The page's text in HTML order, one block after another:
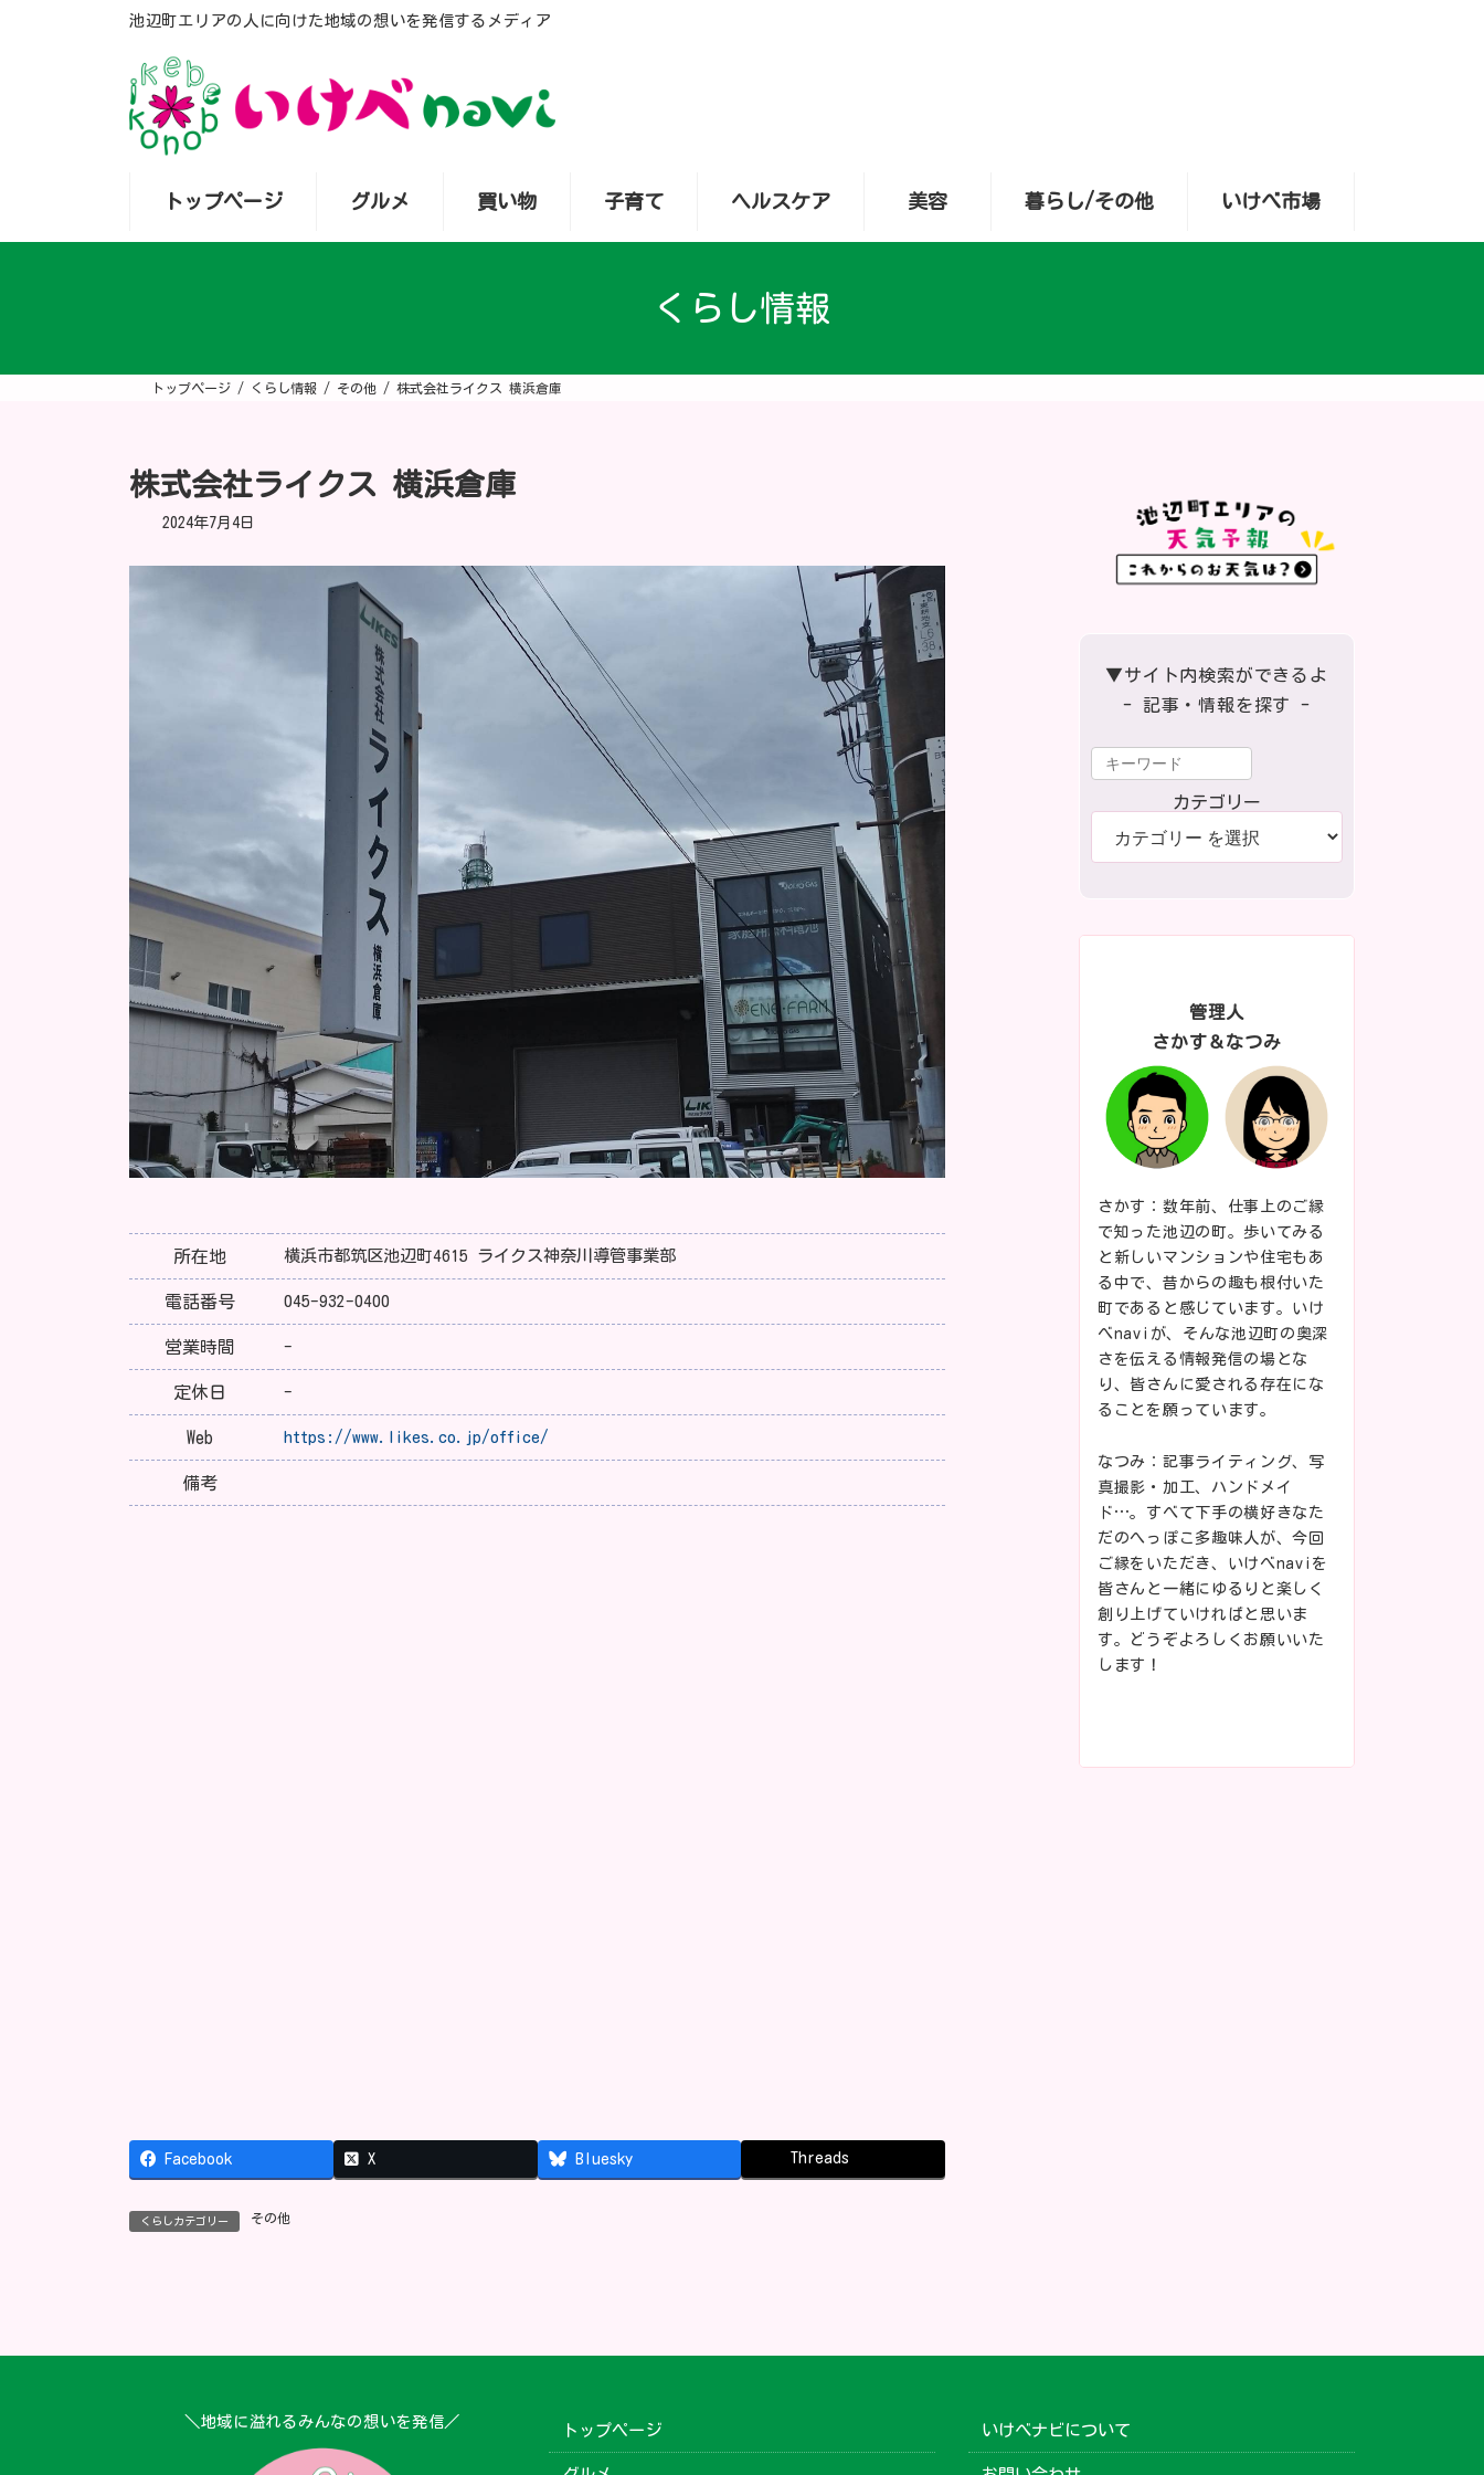
池辺町エリアの人に向けた地域の想いを発信するメディア
トップページ グルメ 買い物 子育て ヘルスケア 美容 暮らし/その他 いけべ市場
くらし情報
トップページ くらし情報 その他 株式会社ライクス 横浜倉庫
株式会社ライクス 横浜倉庫
2024年7月4日
所在地 横浜市都筑区池辺町4615 ライクス神奈川導管事業部
電話番号 045-932-0400
営業時間 -
定休日 -
Web https://www.likes.co.jp/office/
備考
Facebook X Bluesky Threads
くらしカテゴリー その他
▼サイト内検索ができるよ
- 記事・情報を探す -
カテゴリー
管理人
さかす＆なつみ
さかす：数年前、仕事上のご縁
で知った池辺の町。歩いてみる
と新しいマンションや住宅もあ
る中で、昔からの趣も根付いた
町であると感じています。いけ
べnaviが、そんな池辺町の奥深
さを伝える情報発信の場とな
り、皆さんに愛される存在にな
ることを願っています。
なつみ：記事ライティング、写
真撮影・加工、ハンドメイ
ド…。すべて下手の横好きなた
だのへっぽこ多趣味人が、今回
ご縁をいただき、いけべnaviを
皆さんと一緒にゆるりと楽しく
創り上げていければと思いま
す。どうぞよろしくお願いいた
します！
＼地域に溢れるみんなの想いを発信／
トップページ いけべナビについて